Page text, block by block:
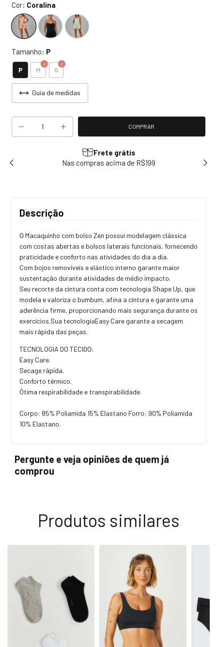
Cor: Coralina
Tamanho: P
P M G
Guia de medidas
Frete grátis
Nas compras acima de R$199
Descrição
O Macaquinho com bolso Zen possui modelagem clássica
com costas abertas e bolsos laterais funcionais, fornecendo
praticidade e conforto nas atividades do dia a dia.
Com bojos removíveis e elástico interno garante maior
sustentação durante atividades de médio impacto.
Seu recorte da cintura conta com tecnologia Shape Up, que
modela e valoriza o bumbum, afina a cintura e garante uma
aderência firme, proporcionando mais segurança durante os
exercícios.Sua tecnologiaEasy Care garante a secagem
mais rápida das peças.
TECNOLOGIA DO TECIDO:
Easy Care.
Secage rápida.
Conforto térmico.
Ótima respirabilidade e transpirabilidade.
Corpo: 85% Poliamida 15% Elastano Forro: 90% Poliamida
10% Elastano.
Pergunte e veja opiniões de quem já
comprou
Produtos similares